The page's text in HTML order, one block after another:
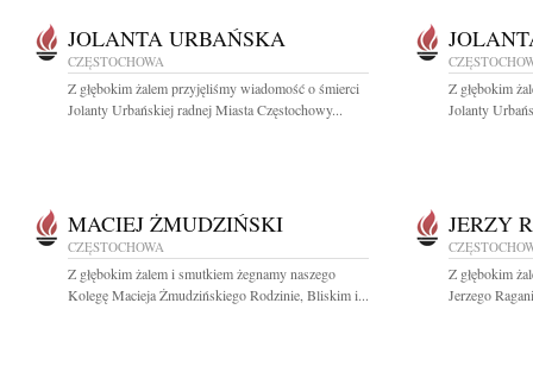
JOLANTA URBAŃSKA
CZĘSTOCHOWA
Z głębokim żalem przyjęliśmy wiadomość o śmierci
Jolanty Urbańskiej radnej Miasta Częstochowy...
Z głębokim
Jolanty
MACIEJ ŻMUDZIŃSKI
CZĘSTOCHOWA
Z głębokim żalem i smutkiem żegnamy naszego
Kolegę Macieja Żmudzińskiego Rodzinie, Bliskim i...
JERZY
Z głębokim
Jerzego